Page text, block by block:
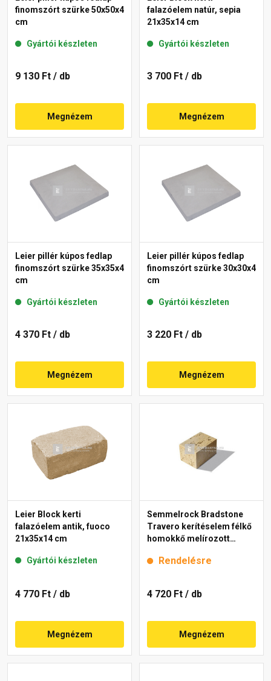
finomszórt szürke 50x50x4
cm
Gyártói készleten
9 130 Ft / db
Megnézem
falazóelem natúr, sepia
21x35x14 cm
Gyártói készleten
3 700 Ft / db
Megnézem
Leier pillér kúpos fedlap
finomszórt szürke 35x35x4
cm
Gyártói készleten
4 370 Ft / db
Megnézem
Leier pillér kúpos fedlap
finomszórt szürke 30x30x4
cm
Gyártói készleten
3 220 Ft / db
Megnézem
Leier Block kerti
falazóelem antik, fuoco
21x35x14 cm
Gyártói készleten
4 770 Ft / db
Megnézem
Semmelrock Bradstone
Travero kerítéselem félkő
homokkő melírozott
Rendelésre
4 720 Ft / db
Megnézem